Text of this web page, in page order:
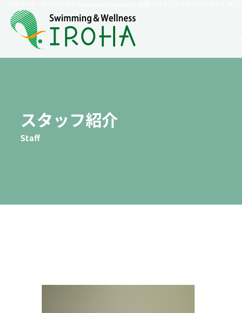
スタッフ紹介
Staff